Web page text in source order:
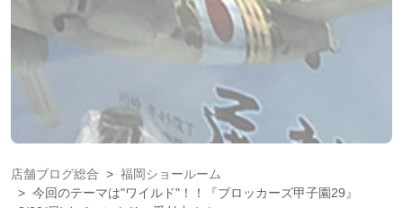
店舗ブログ総合
福岡ショールーム
今回のテーマは"ワイルド"！！『ブロッカーズ甲子園29』